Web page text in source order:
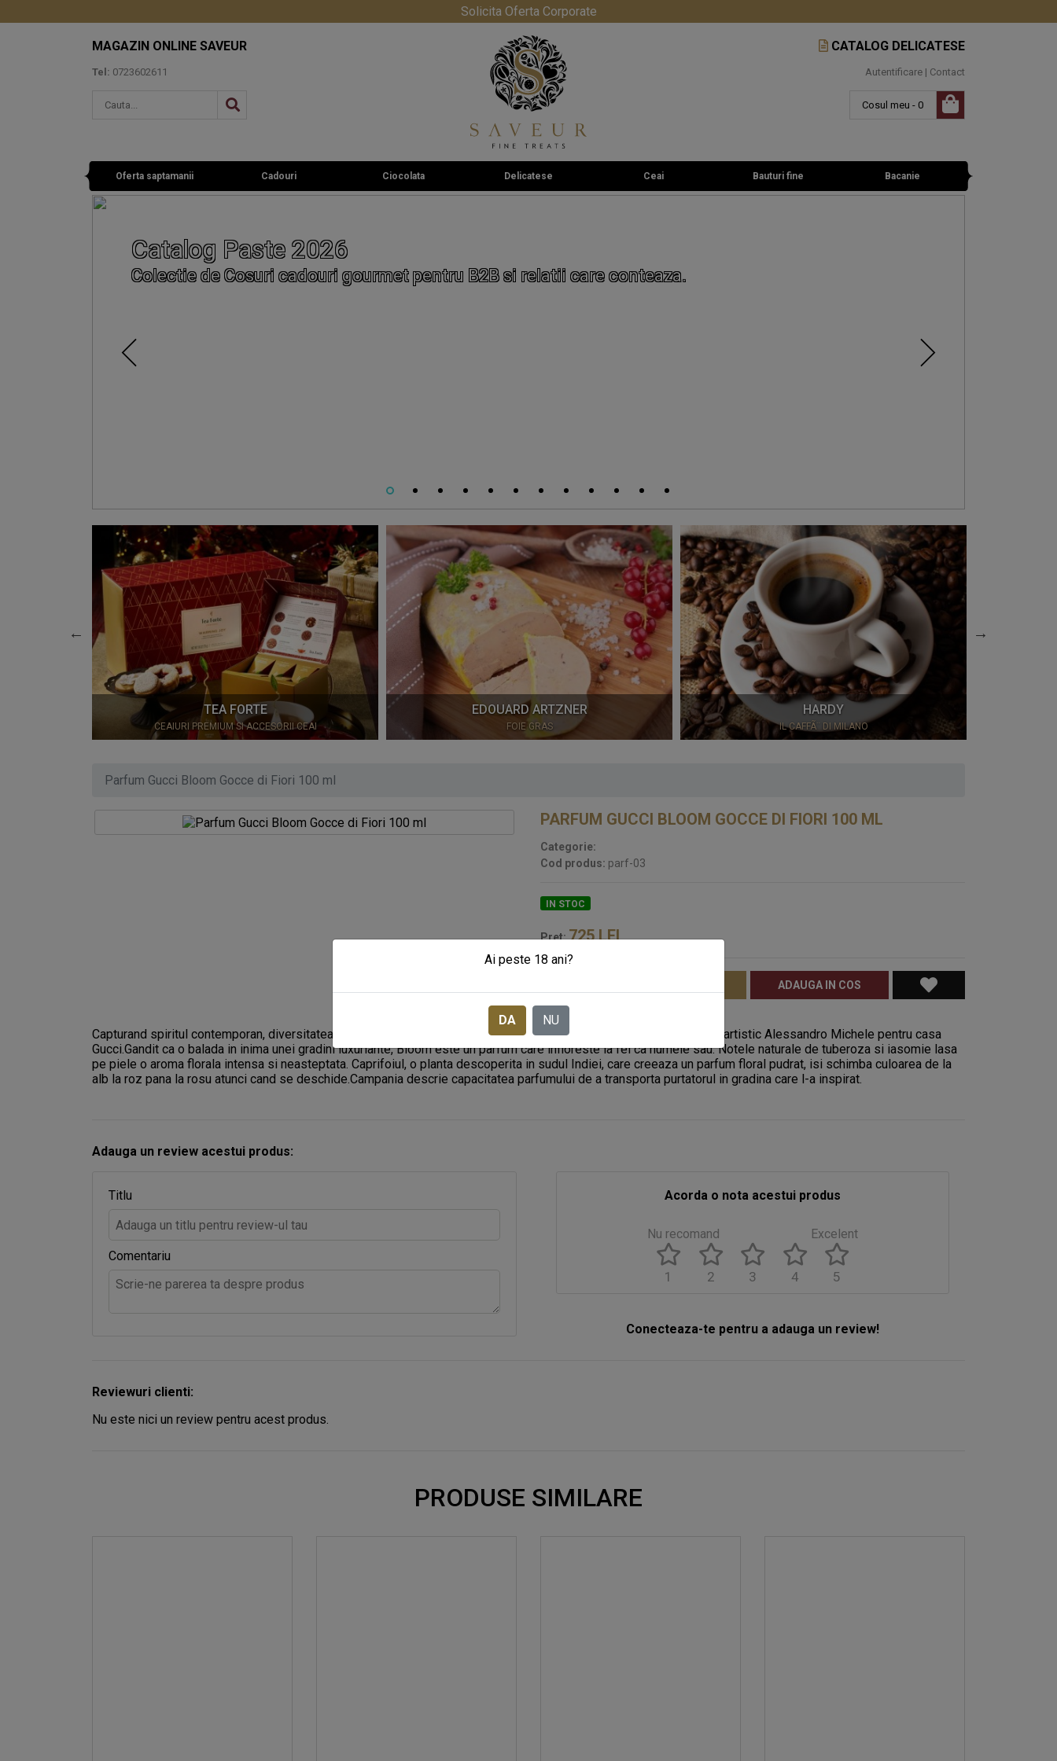
Solicita Oferta Corporate
MAGAZIN ONLINE SAVEUR
Tel: 0723602611
CATALOG DELICATESE
Autentificare | Contact
Cosul meu - 0
Oferta saptamanii Cadouri Ciocolata Delicatese Ceai Bauturi fine Bacanie
Catalog Paste 2026
Colectie de Cosuri cadouri gourmet pentru B2B si relatii care conteaza.
TEA FORTE
CEAIURI PREMIUM SI ACCESORII CEAI
EDOUARD ARTZNER
FOIE GRAS
HARDY
IL CAFFÃ¨ DI MILANO
Parfum Gucci Bloom Gocce di Fiori 100 ml
PARFUM GUCCI BLOOM GOCCE DI FIORI 100 ML
Categorie:
Cod produs: parf-03
IN STOC
Pret:725LEI
ADAUGA IN COS
Capturand spiritul contemporan, diversitatea si autenticitatea femeii Gucci, Bloom este primul parfum al directorului artistic Alessandro Michele pentru casa
Gucci.Gandit ca o balada in inima unei gradini luxuriante, Bloom este un parfum care infloreste la fel ca numele sau. Notele naturale de tuberoza si iasomie lasa
pe piele o aroma florala intensa si neasteptata. Caprifoiul, o planta descoperita in sudul Indiei, care creeaza un parfum floral pudrat, isi schimba culoarea de la
alb la roz pana la rosu atunci cand se deschide.Campania descrie capacitatea parfumului de a transporta purtatorul in gradina care l-a inspirat.
Adauga un review acestui produs:
Titlu
Comentariu
Acorda o nota acestui produs
Nu recomand Excelent
5
4
3
2
1
Conecteaza-te pentru a adauga un review!
Reviewuri clienti:
Nu este nici un review pentru acest produs.
PRODUSE SIMILARE
Ai peste 18 ani?
DA NU